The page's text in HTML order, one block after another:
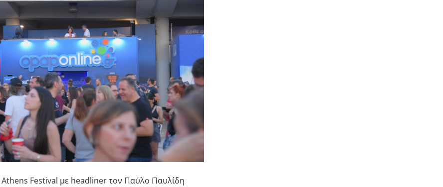
Athens Festival με headlinerτον Παύλο Παυλίδη